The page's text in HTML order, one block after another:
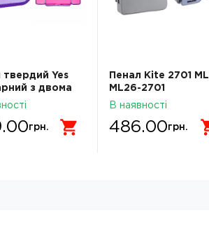
твердий Yes
з двома
HP-04
грн.
Пенал Kite 2701 ML
ML26-2701
В наявності
486.00грн.